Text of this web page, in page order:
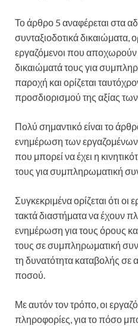
Το άρθρο 5 αναφέρεται στα
συνταξιοδοτικά δικαιώματα,
εργαζόμενοι που αποχωρούν
δικαιώματά τους για
παροχή και ορίζεται
προσδιορισμού της αξίας
Πολύ σημαντικό είναι το
ενημέρωση των εργαζομένων
που μπορεί να έχει η
τους για συμπληρωματική
Συγκεκριμένα ορίζεται ότι οι
τακτά διαστήματα να έχουν
ενημέρωση για τους όρους
τους σε συμπληρωματική
τη δυνατότητα καταβολής
ποσού.
Με αυτόν τον τρόπο, οι
πληροφορίες, για το πόσο